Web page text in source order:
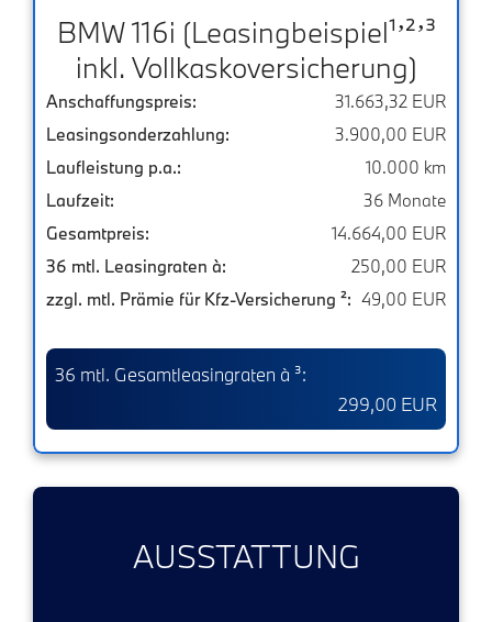
Privatkunden
Finanzierung
Gewerbekunden
Leasing
BMW 116i (Leasingbeispiel¹ʼ²ʼ³
inkl. Vollkaskoversicherung)
Anschaffungspreis:
31.663,32 EUR
Leasingsonderzahlung:
3.900,00 EUR
Laufleistung p.a.:
10.000 km
Laufzeit:
36 Monate
Gesamtpreis:
14.664,00 EUR
36 mtl. Leasingraten à:
250,00 EUR
zzgl. mtl. Prämie für Kfz-Versicherung ²: 49,00 EUR
36 mtl. Gesamtleasingraten à ³:
299,00 EUR
AUSSTATTUNG